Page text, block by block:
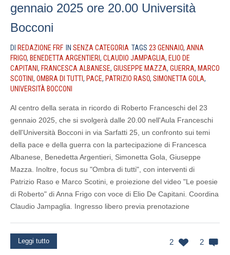
gennaio 2025 ore 20.00 Università
Bocconi
DI REDAZIONE FRF IN SENZA CATEGORIA TAGS 23 GENNAIO, ANNA
FRIGO, BENEDETTA ARGENTIERI, CLAUDIO JAMPAGLIA, ELIO DE
CAPITANI, FRANCESCA ALBANESE, GIUSEPPE MAZZA, GUERRA, MARCO
SCOTINI, OMBRA DI TUTTI, PACE, PATRIZIO RASO, SIMONETTA GOLA,
UNIVERSITÀ BOCCONI
Al centro della serata in ricordo di Roberto Franceschi del 23
gennaio 2025, che si svolgerà dalle 20.00 nell'Aula Franceschi
dell'Università Bocconi in via Sarfatti 25, un confronto sui temi
della pace e della guerra con la partecipazione di Francesca
Albanese, Benedetta Argentieri, Simonetta Gola, Giuseppe
Mazza. Inoltre, focus su "Ombra di tutti", con interventi di
Patrizio Raso e Marco Scotini, e proiezione del video "Le poesie
di Roberto" di Anna Frigo con voce di Elio De Capitani. Coordina
Claudio Jampaglia. Ingresso libero previa prenotazione
2 2
Leggi tutto